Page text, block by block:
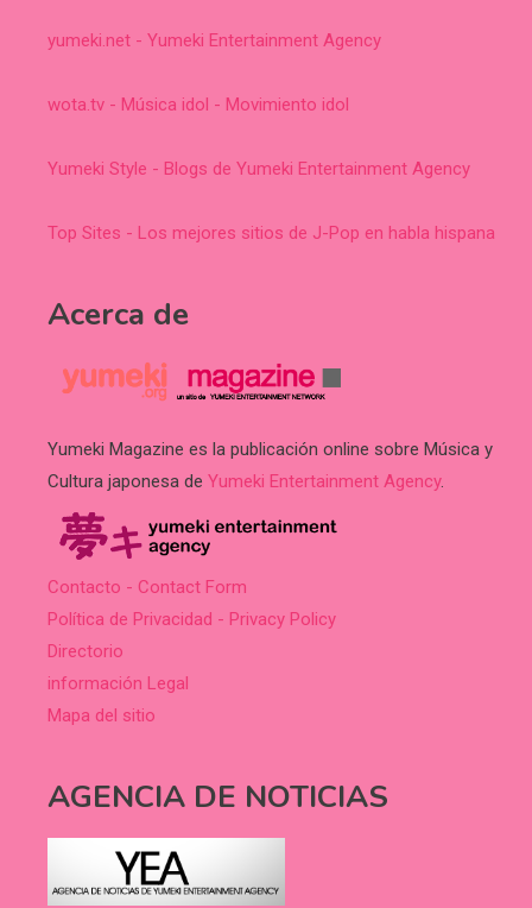
yumeki.net - Yumeki Entertainment Agency
wota.tv - Música idol - Movimiento idol
Yumeki Style - Blogs de Yumeki Entertainment Agency
Top Sites - Los mejores sitios de J-Pop en habla hispana
Acerca de
Yumeki Magazine es la publicación online sobre Música y
Cultura japonesa de Yumeki Entertainment Agency.
Contacto - Contact Form
Política de Privacidad - Privacy Policy
Directorio
información Legal
Mapa del sitio
AGENCIA DE NOTICIAS